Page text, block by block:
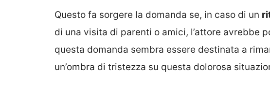
Questo fa sorgere la domanda se, in caso di un
di una visita di parenti o amici, l’attore avrebbe
questa domanda sembra essere destinata a
un’ombra di tristezza su questa dolorosa